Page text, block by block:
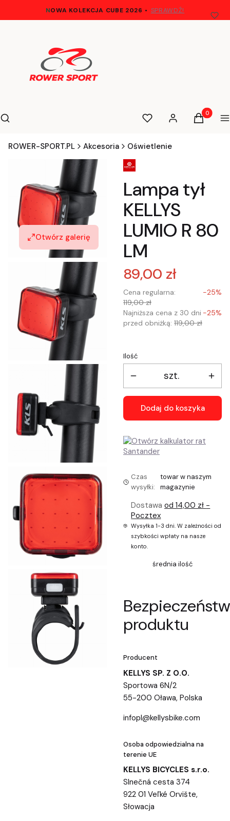
NOWA KOLEKCJA CUBE 2026 • SPRAWDŹ!
Otwórz wyszukiwarkę
Szukaj UlubioneZaloguj sięProdukty
Koszyk
ROWER-SPORT.PL Akcesoria Oświetlenie
Otwórz galerię
Lampa tył
KELLYS
LUMIO R 80
LM
89,00 zł
Cena regularna:
119,00 zł
-25%
Najniższa cena z 30 dni
przed obniżką: 119,00 zł
-25%
Ilość
szt.
Dodaj do koszyka
Czas
wysyłki:
towar w naszym
magazynie
Dostawaod 14,00 zł -
Pocztex
Wysyłka 1-3 dni. W zależności od
szybkości wpłaty na nasze
konto.
średnia ilość
produktu
Producent
KELLYS SP. Z O.O.
Sportowa 6N/2
55-200 Oława, Polska
infopl@kellysbike.com
Osoba odpowiedzialna na
terenie UE
KELLYS BICYCLES s.r.o.
Slnečná cesta 374
922 01 Veľké Orvište,
Słowacja